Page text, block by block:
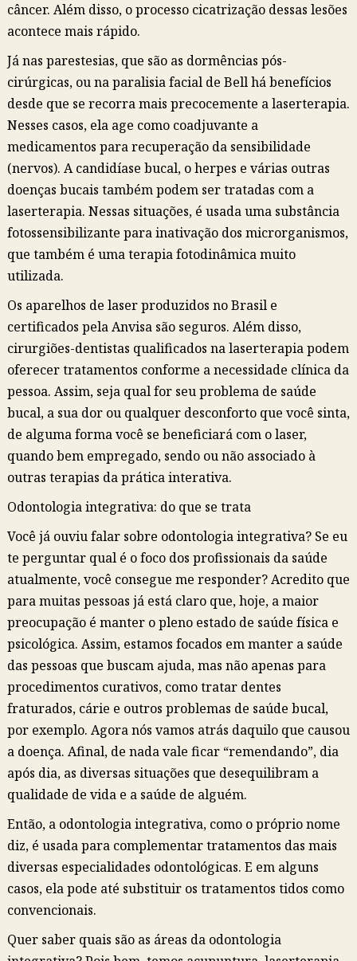
câncer. Além disso, o processo cicatrização dessas lesões
acontece mais rápido.
Já nas parestesias, que são as dormências pós-
cirúrgicas, ou na paralisia facial de Bell há benefícios
desde que se recorra mais precocemente a laserterapia.
Nesses casos, ela age como coadjuvante a
medicamentos para recuperação da sensibilidade
(nervos). A candidíase bucal, o herpes e várias outras
doenças bucais também podem ser tratadas com a
laserterapia. Nessas situações, é usada uma substância
fotossensibilizante para inativação dos microrganismos,
que também é uma terapia fotodinâmica muito
utilizada.
Os aparelhos de laser produzidos no Brasil e
certificados pela Anvisa são seguros. Além disso,
cirurgiões-dentistas qualificados na laserterapia podem
oferecer tratamentos conforme a necessidade clínica da
pessoa. Assim, seja qual for seu problema de saúde
bucal, a sua dor ou qualquer desconforto que você sinta,
de alguma forma você se beneficiará com o laser,
quando bem empregado, sendo ou não associado à
outras terapias da prática interativa.
Odontologia integrativa: do que se trata
Você já ouviu falar sobre odontologia integrativa? Se eu
te perguntar qual é o foco dos profissionais da saúde
atualmente, você consegue me responder? Acredito que
para muitas pessoas já está claro que, hoje, a maior
preocupação é manter o pleno estado de saúde física e
psicológica. Assim, estamos focados em manter a saúde
das pessoas que buscam ajuda, mas não apenas para
procedimentos curativos, como tratar dentes
fraturados, cárie e outros problemas de saúde bucal,
por exemplo. Agora nós vamos atrás daquilo que causou
a doença. Afinal, de nada vale ficar “remendando”, dia
após dia, as diversas situações que desequilibram a
qualidade de vida e a saúde de alguém.
Então, a odontologia integrativa, como o próprio nome
diz, é usada para complementar tratamentos das mais
diversas especialidades odontológicas. E em alguns
casos, ela pode até substituir os tratamentos tidos como
convencionais.
Quer saber quais são as áreas da odontologia